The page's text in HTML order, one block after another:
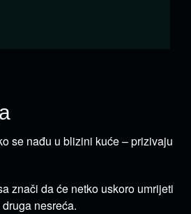
se nađu u blizini kuće – prizivaju
znači da će netko uskoro umrijeti
nesreća.